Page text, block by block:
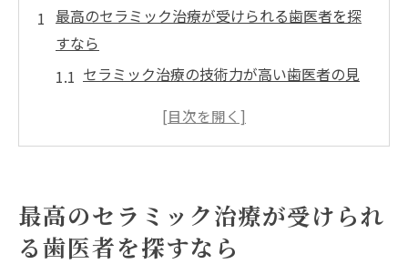
最高のセラミック治療が受けられる歯医者を探
すなら
セラミック治療の技術力が高い歯医者の見
患者の声が語る信頼できる歯医者の選び方
中野区で信頼できるセラミック治療歯医者の選
び方
最高のセラミック治療が受けられ
る歯医者を探すなら